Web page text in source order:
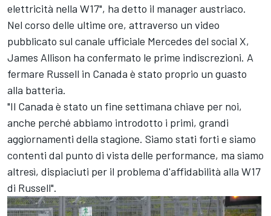
elettricità nella W17", ha detto il manager austriaco.
Nel corso delle ultime ore, attraverso un video
pubblicato sul canale ufficiale Mercedes del social X,
James Allison ha confermato le prime indiscrezioni. A
fermare Russell in Canada è stato proprio un guasto
alla batteria.
"Il Canada è stato un fine settimana chiave per noi,
anche perché abbiamo introdotto i primi, grandi
aggiornamenti della stagione. Siamo stati forti e siamo
contenti dal punto di vista delle performance, ma siamo
altresì, dispiaciuti per il problema d'affidabilità alla W17
di Russell".